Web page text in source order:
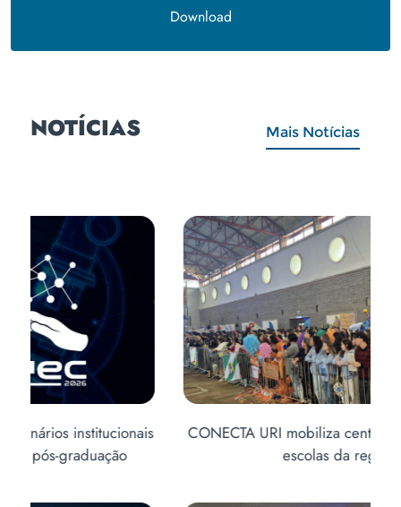
Download
NOTÍCIAS Mais Notícias
CONECTA URI mobiliza centenas de alunos de